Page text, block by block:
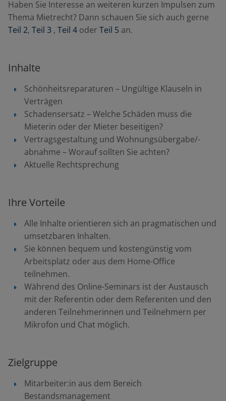
Haben Sie Interesse an weiteren kurzen Impulsen zum
Thema Mietrecht? Dann schauen Sie sich auch gerne
Teil 2, Teil 3 , Teil 4 oder Teil 5 an.
Inhalte
Schönheitsreparaturen – Ungültige Klauseln in
Verträgen
Schadensersatz – Welche Schäden muss die
Mieterin oder der Mieter beseitigen?
Vertragsgestaltung und Wohnungsübergabe/-
abnahme – Worauf sollten Sie achten?
Aktuelle Rechtsprechung
Ihre Vorteile
Alle Inhalte orientieren sich an pragmatischen und
umsetzbaren Inhalten.
Sie können bequem und kostengünstig vom
Arbeitsplatz oder aus dem Home-Office
teilnehmen.
Während des Online-Seminars ist der Austausch
mit der Referentin oder dem Referenten und den
anderen Teilnehmerinnen und Teilnehmern per
Mikrofon und Chat möglich.
Zielgruppe
Mitarbeiter:in aus dem Bereich
Bestandsmanagement